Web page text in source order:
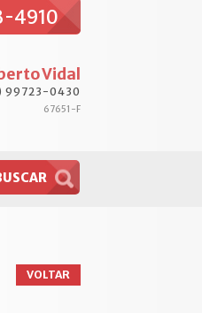
4910
Vidal
99723-0430
67651-F
VOLTAR